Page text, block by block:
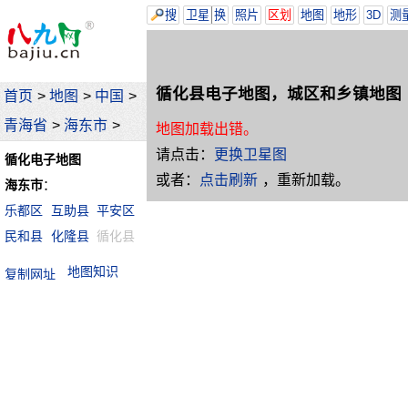
首页 > 地图 > 中国 >
青海省 > 海东市 >
循化电子地图
海东市：
乐都区
互助县 平安区
民和县 化隆县 循化县
地图知识
搜 卫星 换 照片 区划 地图 地形 3D 测
循化县电子地图，城区和乡镇地图
地图加载出错。
请点击：
更换卫星图
或者：
点击刷新 ，重新加载。